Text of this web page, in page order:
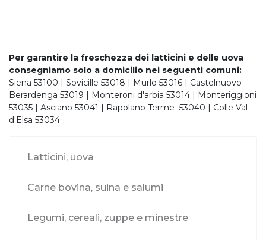
Per garantire la freschezza dei latticini e delle uova
consegniamo solo a domicilio nei seguenti comuni:
Siena 53100 | Sovicille 53018 | Murlo 53016 | Castelnuovo
Berardenga 53019 | Monteroni d'arbia 53014 | Monteriggioni
53035 | Asciano 53041 | Rapolano Terme 53040 | Colle Val
d'Elsa 53034
Latticini, uova
Carne bovina, suina e salumi
Legumi, cereali, zuppe e minestre